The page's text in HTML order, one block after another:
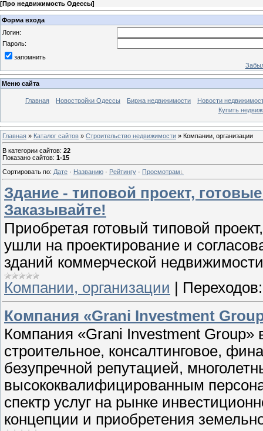
[Про недвижимость Одессы]
Форма входа
Логин:
Пароль:
запомнить
Меню сайта
Главная Новостройки Одессы Биржа недвижимости
Новости
Купить
Главная » Каталог сайтов » Строительство недвижимости » Компании, организации
В категории сайтов: 22
Показано сайтов: 1-15
Сортировать по: Дате · Названию · Рейтингу · Просмотрам
Здание - типовой проект,
Заказывайте!
Приобретая готовый типовой
ушли на проектирование и
зданий коммерческой
Компании, организации
Переходов:
Компания «Grani Investment
Компания «Grani Investment Group»
строительное, консалтинговое,
безупречной репутацией,
высококвалифицированным
спектр услуг на рынке
концепции и приобретения